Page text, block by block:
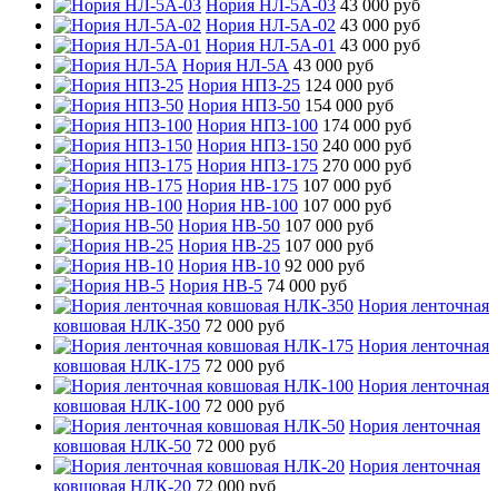
Нория НЛ-5А-03 43 000 руб
Нория НЛ-5А-02 43 000 руб
Нория НЛ-5А-01 43 000 руб
Нория НЛ-5А 43 000 руб
Нория НПЗ-25 124 000 руб
Нория НПЗ-50 154 000 руб
Нория НПЗ-100 174 000 руб
Нория НПЗ-150 240 000 руб
Нория НПЗ-175 270 000 руб
Нория НВ-175 107 000 руб
Нория НВ-100 107 000 руб
Нория НВ-50 107 000 руб
Нория НВ-25 107 000 руб
Нория НВ-10 92 000 руб
Нория НВ-5 74 000 руб
Нория ленточная
ковшовая НЛК-350 72 000 руб
Нория ленточная
ковшовая НЛК-175 72 000 руб
Нория ленточная
ковшовая НЛК-100 72 000 руб
Нория ленточная
ковшовая НЛК-50 72 000 руб
Нория ленточная
ковшовая НЛК-20 72 000 руб